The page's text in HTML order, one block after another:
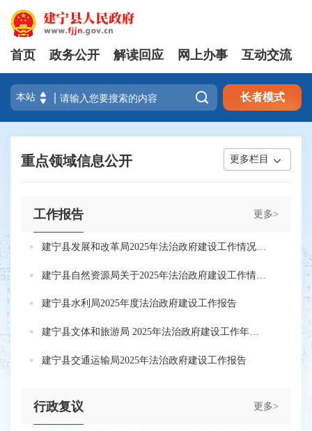
首页 政务公开 解读回应 网上办事 互动交流
 长者模式
重点领域信息公开 更多栏目
更多>
工作报告
建宁县水利局2025年度法治政府建设工作报告
建宁县文体和旅游局 2025年法治政府建设工作年度报告
建宁县交通运输局2025年法治政府建设工作报告
更多>
行政复议